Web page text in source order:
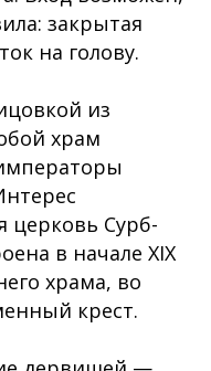
закрытая
на голову.
из
храм
церковь Сурб-
в начале XIX
храма, во
крест.